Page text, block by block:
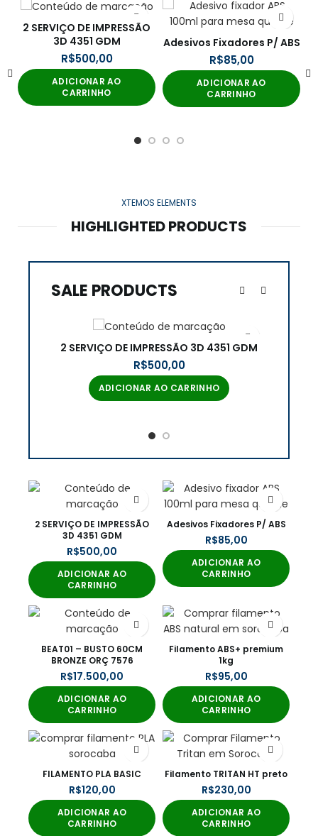
2 SERVIÇO DE IMPRESSÃO
3D 4351 GDM
R$
ADICIONAR AO
CARRINHO
Adesivos Fixadores P/ ABS
R$
ADICIONAR AO
CARRINHO
XTEMOS ELEMENTS
HIGHLIGHTED PRODUCTS
SALE PRODUCTS
2 SERVIÇO DE IMPRESSÃO 3D 4351 GDM
R$
ADICIONAR AO CARRINHO
2 SERVIÇO DE IMPRESSÃO
3D 4351 GDM
R$
ADICIONAR AO
CARRINHO
Adesivos Fixadores P/ ABS
R$
ADICIONAR AO
CARRINHO
BEAT01 – BUSTO 60CM
BRONZE ORÇ 7576
R$
ADICIONAR AO
CARRINHO
Filamento ABS+ premium
1kg
R$
ADICIONAR AO
CARRINHO
FILAMENTO PLA BASIC
R$
ADICIONAR AO
CARRINHO
Filamento TRITAN HT preto
R$
ADICIONAR AO
CARRINHO